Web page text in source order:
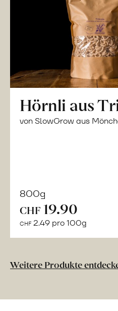
Hörnli aus
von SlowGrow aus
800g
CHF 19.90
CHF 2.49 pro 100g
Weitere Produkte